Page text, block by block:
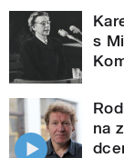
s
na